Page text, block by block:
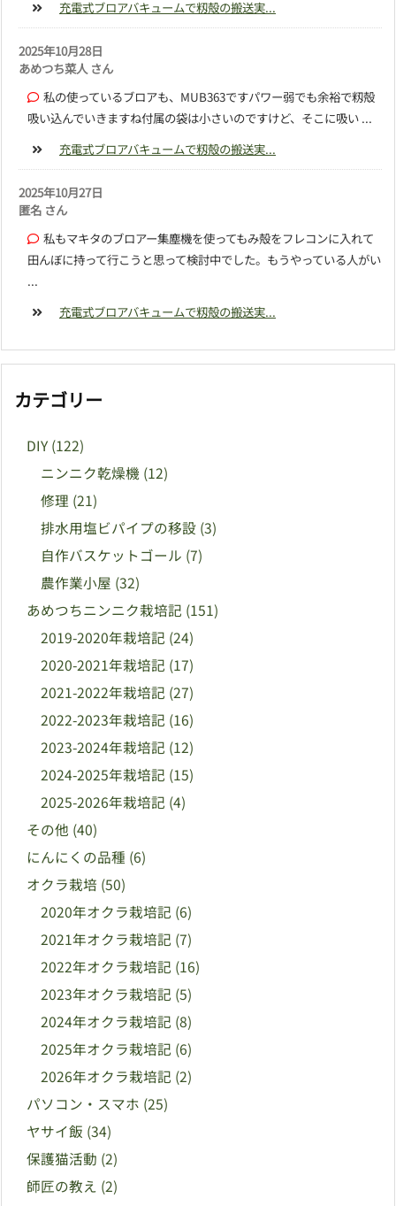
充電式ブロアバキュームで籾殻の搬送実...
2025年10月28日
あめつち菜人 さん
私の使っているブロアも、MUB363ですパワー弱でも余裕で籾殻
吸い込んでいきますね付属の袋は小さいのですけど、そこに吸い ...
充電式ブロアバキュームで籾殻の搬送実...
2025年10月27日
匿名 さん
私もマキタのブロアー集塵機を使ってもみ殻をフレコンに入れて
田んぼに持って行こうと思って検討中でした。もうやっている人がい
...
充電式ブロアバキュームで籾殻の搬送実...
カテゴリー
DIY (122)
ニンニク乾燥機 (12)
修理 (21)
排水用塩ビパイプの移設 (3)
自作バスケットゴール (7)
農作業小屋 (32)
あめつちニンニク栽培記 (151)
2019-2020年栽培記 (24)
2020-2021年栽培記 (17)
2021-2022年栽培記 (27)
2022-2023年栽培記 (16)
2023-2024年栽培記 (12)
2024-2025年栽培記 (15)
2025-2026年栽培記 (4)
その他 (40)
にんにくの品種 (6)
オクラ栽培 (50)
2020年オクラ栽培記 (6)
2021年オクラ栽培記 (7)
2022年オクラ栽培記 (16)
2023年オクラ栽培記 (5)
2024年オクラ栽培記 (8)
2025年オクラ栽培記 (6)
2026年オクラ栽培記 (2)
パソコン・スマホ (25)
ヤサイ飯 (34)
保護猫活動 (2)
師匠の教え (2)